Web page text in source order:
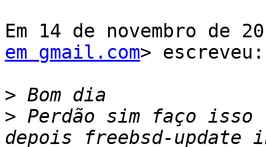
Em 14 de novembro de
em gmail.com> escreveu:
>
> Perdão sim faço